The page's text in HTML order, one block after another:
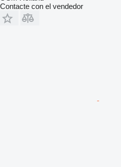
Contacte con el vendedor